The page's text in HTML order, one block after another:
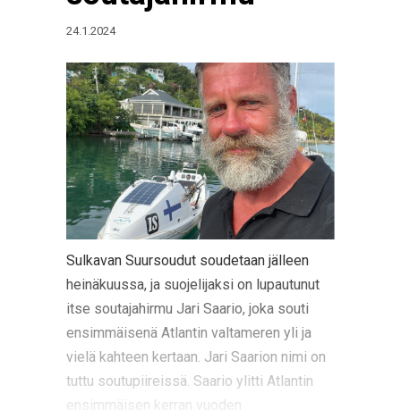
24.1.2024
Sulkavan Suursoudut soudetaan jälleen
heinäkuussa, ja suojelijaksi on lupautunut
itse soutajahirmu Jari Saario, joka souti
ensimmäisenä Atlantin valtameren yli ja
vielä kahteen kertaan. Jari Saarion nimi on
tuttu soutupiireissä. Saario ylitti Atlantin
ensimmäisen kerran vuoden